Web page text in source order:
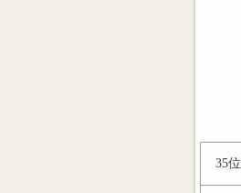
35位